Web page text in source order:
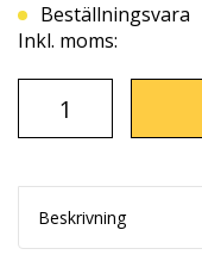
Beställningsvara
Inkl. moms:
Beskrivning